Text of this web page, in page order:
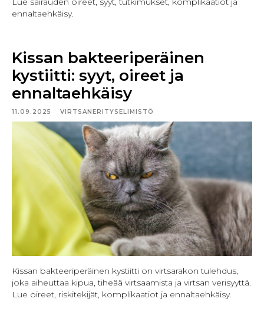
ennaltaehkäisy.
Kissan bakteeriperäinen
kystiitti: syyt, oireet ja
ennaltaehkäisy
11.09.2025 VIRTSANERITYSELIMISTÖ
Kissan bakteeriperäinen kystiitti on virtsarakon tulehdus,
joka aiheuttaa kipua, tiheää virtsaamista ja virtsan verisyyttä.
Lue oireet, riskitekijät, komplikaatiot ja ennaltaehkäisy.